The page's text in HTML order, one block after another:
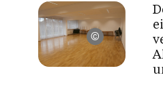
Aktuelles & News
Pfarrinfo
Gemeinschaft
Pfarre